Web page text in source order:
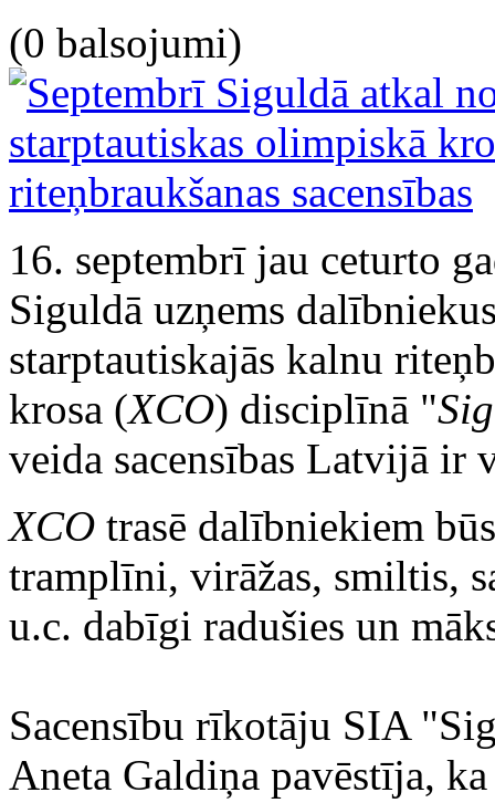
(0 balsojumi)
16. septembrī jau ceturto
Siguldā uzņems
starptautiskajās kalnu
krosa (XCO) disciplīnā "
veida sacensības Latvijā ir
XCO trasē dalībniekiem
tramplīni, virāžas, smiltis,
u.c. dabīgi radušies un
Sacensību rīkotāju SIA
Aneta Galdiņa pavēstīja, ka